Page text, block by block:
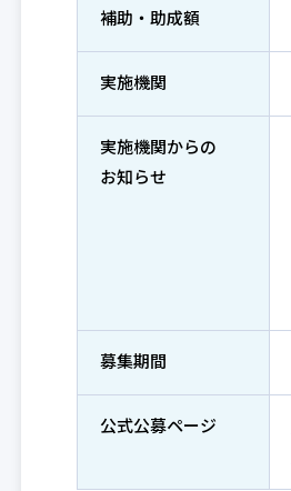
補助・助成額
実施機関
実施機関からの
お知らせ
募集期間
公式公募ページ